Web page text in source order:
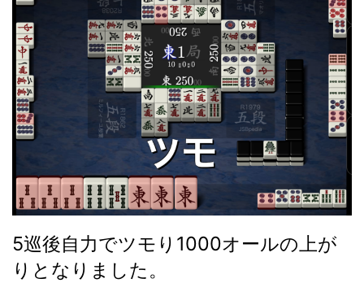
5巡後自力でツモり1000オールの上が
りとなりました。